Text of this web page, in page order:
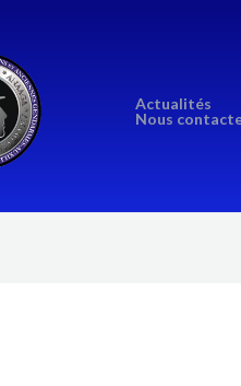
Actualités
Nous